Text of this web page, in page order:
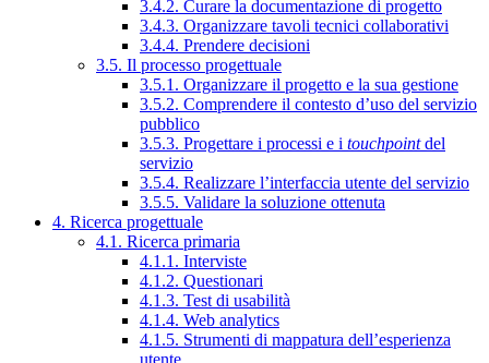
3.4.2. Curare la documentazione di progetto
3.4.3. Organizzare tavoli tecnici collaborativi
3.4.4. Prendere decisioni
3.5. Il processo progettuale
3.5.1. Organizzare il progetto e la sua gestione
3.5.2. Comprendere il contesto d’uso del servizio
pubblico
3.5.3. Progettare i processi e i touchpointdel
servizio
3.5.4. Realizzare l’interfaccia utente del servizio
3.5.5. Validare la soluzione ottenuta
4. Ricerca progettuale
4.1. Ricerca primaria
4.1.1. Interviste
4.1.2. Questionari
4.1.3. Test di usabilità
4.1.4. Web analytics
4.1.5. Strumenti di mappatura dell’esperienza
utente